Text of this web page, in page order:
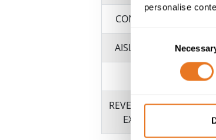
personalise
Consent
Selection
CONDUCTOR
AISLAMIENTO
REVESTIMIENTO
EXTERIOR